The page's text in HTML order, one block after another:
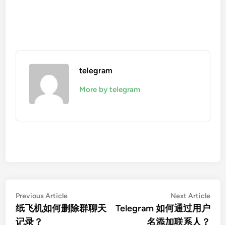
telegram
More by telegram
文
章
Previous ArticlePrevious
article:
纸飞机如何删除群聊天
记录？
Next Article
Telegram 如何通过用户
名添加联系人？